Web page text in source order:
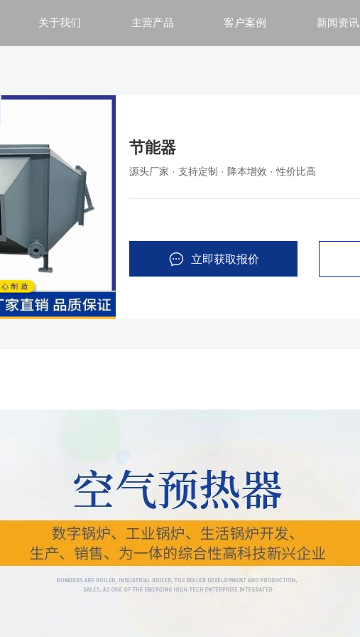
关于我们 主营产品 客户案例 新闻资讯
节能器
源头厂家 · 支持定制 · 降本增效 · 性价比高
立即获取报价